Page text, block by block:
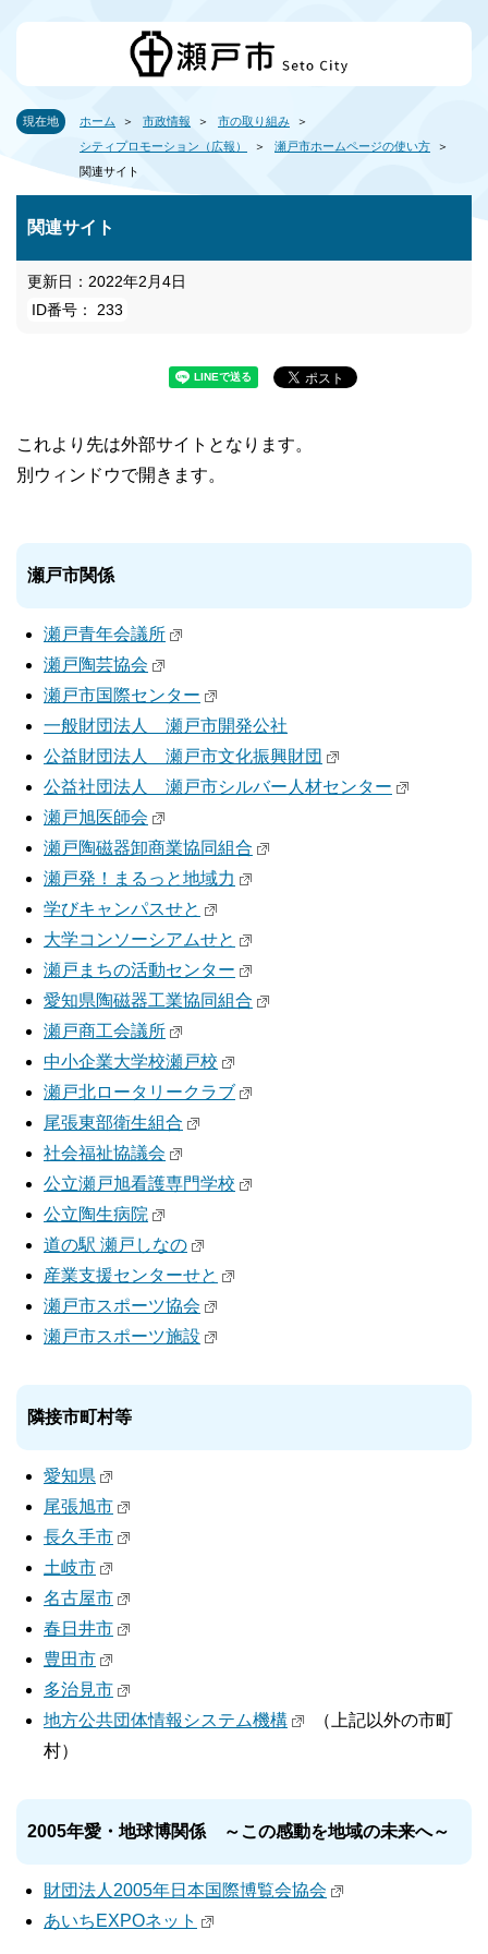
現在地 ホーム 市政情報
市の取り組み
シティプロモーション（広報）
瀬戸市ホームページの使い方
関連サイト
関連サイト
更新日：2022年2月4日
ID番号： 233
これより先は外部サイトとなります。
別ウィンドウで開きます。
瀬戸市関係
瀬戸青年会議所
瀬戸陶芸協会
瀬戸市国際センター
一般財団法人 瀬戸市開発公社
公益財団法人 瀬戸市文化振興財団
公益社団法人 瀬戸市シルバー人材センター
瀬戸旭医師会
瀬戸陶磁器卸商業協同組合
瀬戸発！まるっと地域力
学びキャンパスせと
大学コンソーシアムせと
瀬戸まちの活動センター
愛知県陶磁器工業協同組合
瀬戸商工会議所
中小企業大学校瀬戸校
瀬戸北ロータリークラブ
尾張東部衛生組合
社会福祉協議会
公立瀬戸旭看護専門学校
公立陶生病院
道の駅 瀬戸しなの
産業支援センターせと
瀬戸市スポーツ協会
瀬戸市スポーツ施設
隣接市町村等
愛知県
尾張旭市
長久手市
土岐市
名古屋市
春日井市
豊田市
多治見市
地方公共団体情報システム機構
（上記以外の市町
村）
2005年愛・地球博関係 ～この感動を地域の未来へ～
財団法人2005年日本国際博覧会協会
あいちEXPOネット